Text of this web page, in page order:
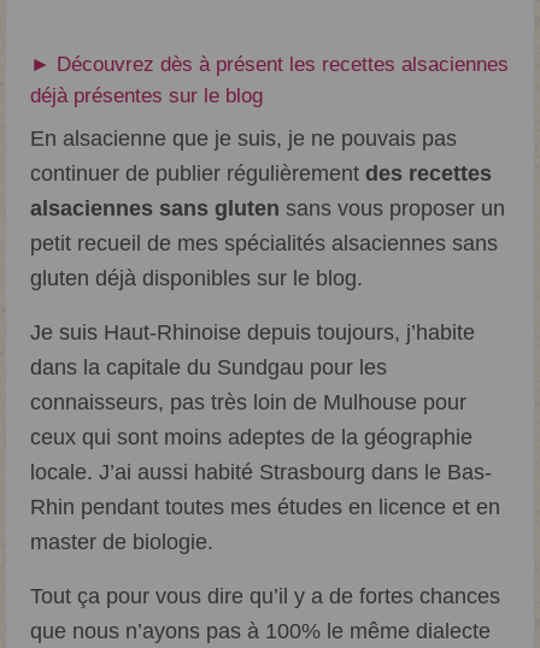
► Découvrez dès à présent les recettes alsaciennes
déjà présentes sur le blog
En alsacienne que je suis, je ne pouvais pas
continuer de publier régulièrement des recettes
alsaciennes sans gluten sans vous proposer un
petit recueil de mes spécialités alsaciennes sans
gluten déjà disponibles sur le blog.
Je suis Haut-Rhinoise depuis toujours, j’habite
dans la capitale du Sundgau pour les
connaisseurs, pas très loin de Mulhouse pour
ceux qui sont moins adeptes de la géographie
locale. J’ai aussi habité Strasbourg dans le Bas-
Rhin pendant toutes mes études en licence et en
master de biologie.
Tout ça pour vous dire qu’il y a de fortes chances
que nous n’ayons pas à 100% le même dialecte